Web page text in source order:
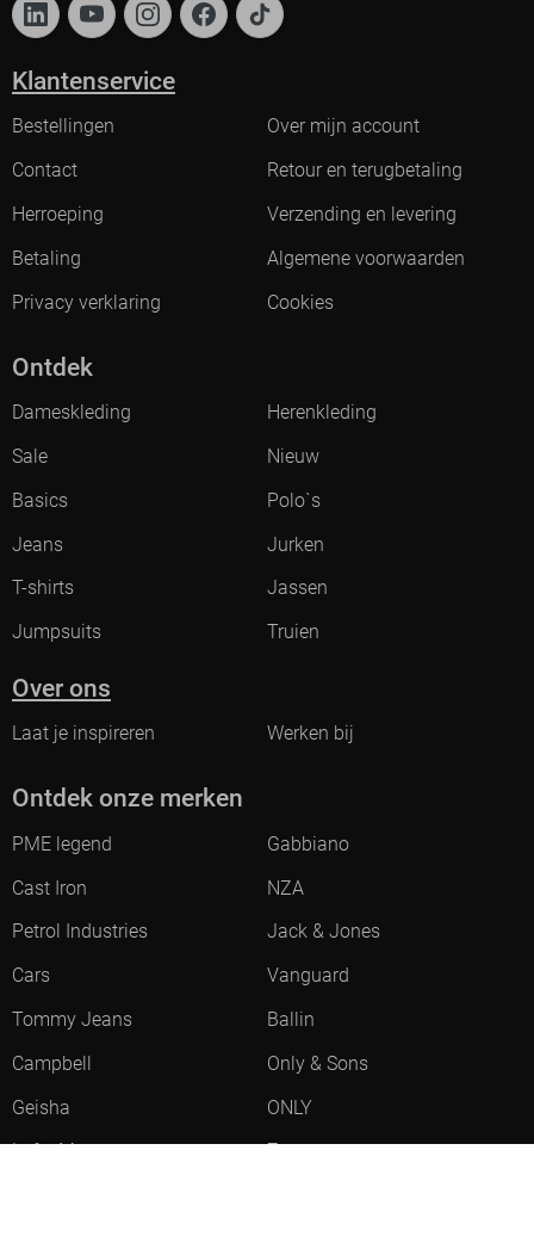
Klantenservice
Bestellingen
Over mijn account
Contact
Retour en terugbetaling
Herroeping
Verzending en levering
Betaling
Algemene voorwaarden
Privacy verklaring
Cookies
Ontdek
Dameskleding
Herenkleding
Sale
Nieuw
Basics
Polo`s
Jeans
Jurken
T-shirts
Jassen
Jumpsuits
Truien
Over ons
Laat je inspireren Werken bij
Ontdek onze merken
PME legend
Gabbiano
Cast Iron
NZA
Petrol Industries
Jack & Jones
Cars
Vanguard
Tommy Jeans
Ballin
Campbell
Only & Sons
Geisha
ONLY
Lofty Manner
Zoso